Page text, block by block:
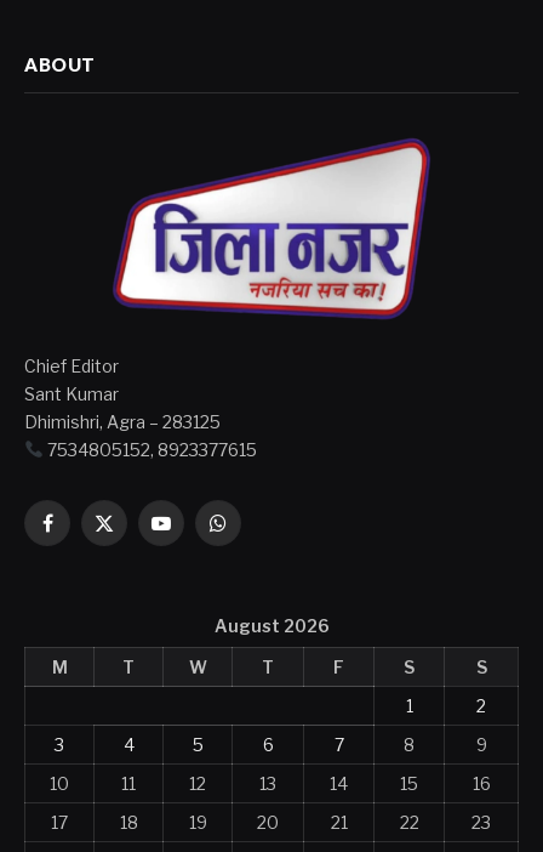
ABOUT
Chief Editor
Sant Kumar
Dhimishri, Agra – 283125
7534805152, 8923377615
Facebook
X
YouTubeWhatsApp
August 2026
M
T W T F S
S
1
2
3
4 5 6 7 8
9
10
11 12 13 14 15
16
17
18 19 20 21 22
23